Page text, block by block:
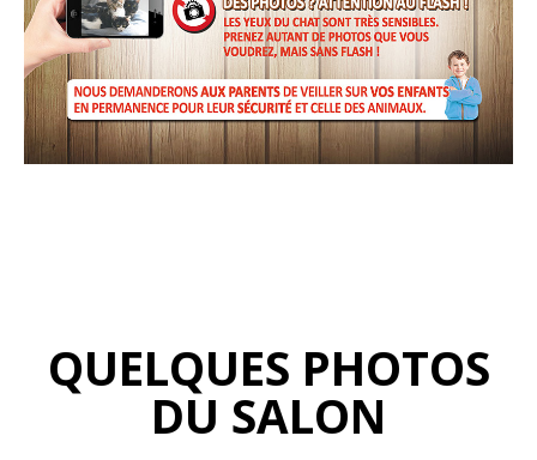
QUELQUES PHOTOS
DU SALON